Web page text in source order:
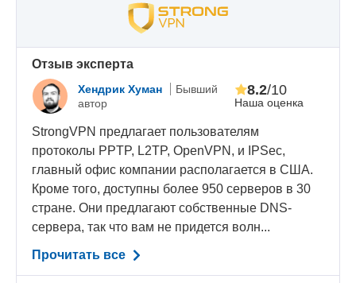
Oтзыв эксперта
Хендрик Хуман
Бывший
автор
Наша оценка
8.2/10
StrongVPN предлагает пользователям
протоколы PPTP, L2TP, OpenVPN, и IPSec,
главный офис компании располагается в США.
Кроме того, доступны более 950 серверов в 30
стране. Они предлагают собственные DNS-
сервера, так что вам не придется волн...
Прочитать все